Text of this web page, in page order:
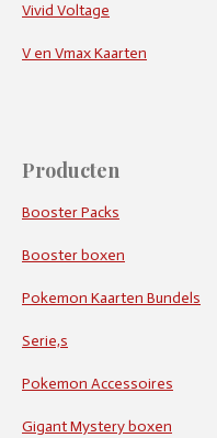
Vivid Voltage
V en Vmax Kaarten
Producten
Booster Packs
Booster boxen
Pokemon Kaarten Bundels
Serie,s
Pokemon Accessoires
Gigant Mystery boxen